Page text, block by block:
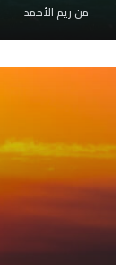
من ريم الأحمد